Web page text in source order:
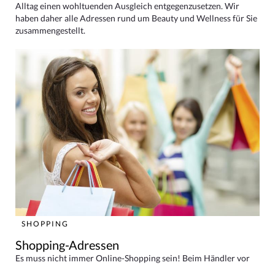
Alltag einen wohltuenden Ausgleich entgegenzusetzen. Wir
haben daher alle Adressen rund um Beauty und Wellness für Sie
zusammengestellt.
SHOPPING
Shopping-Adressen
Es muss nicht immer Online-Shopping sein! Beim Händler vor